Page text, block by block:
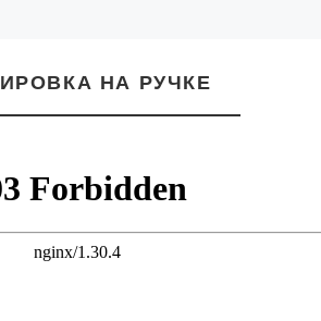
Сроки и
НА РУЧКЕ